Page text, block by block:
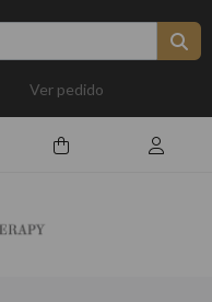
Ver pedido